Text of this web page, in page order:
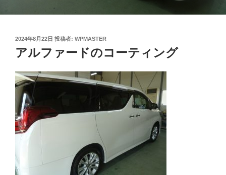
投
稿
日:
2024年8月22日 投稿者: WPMASTER
アルファードのコーティング